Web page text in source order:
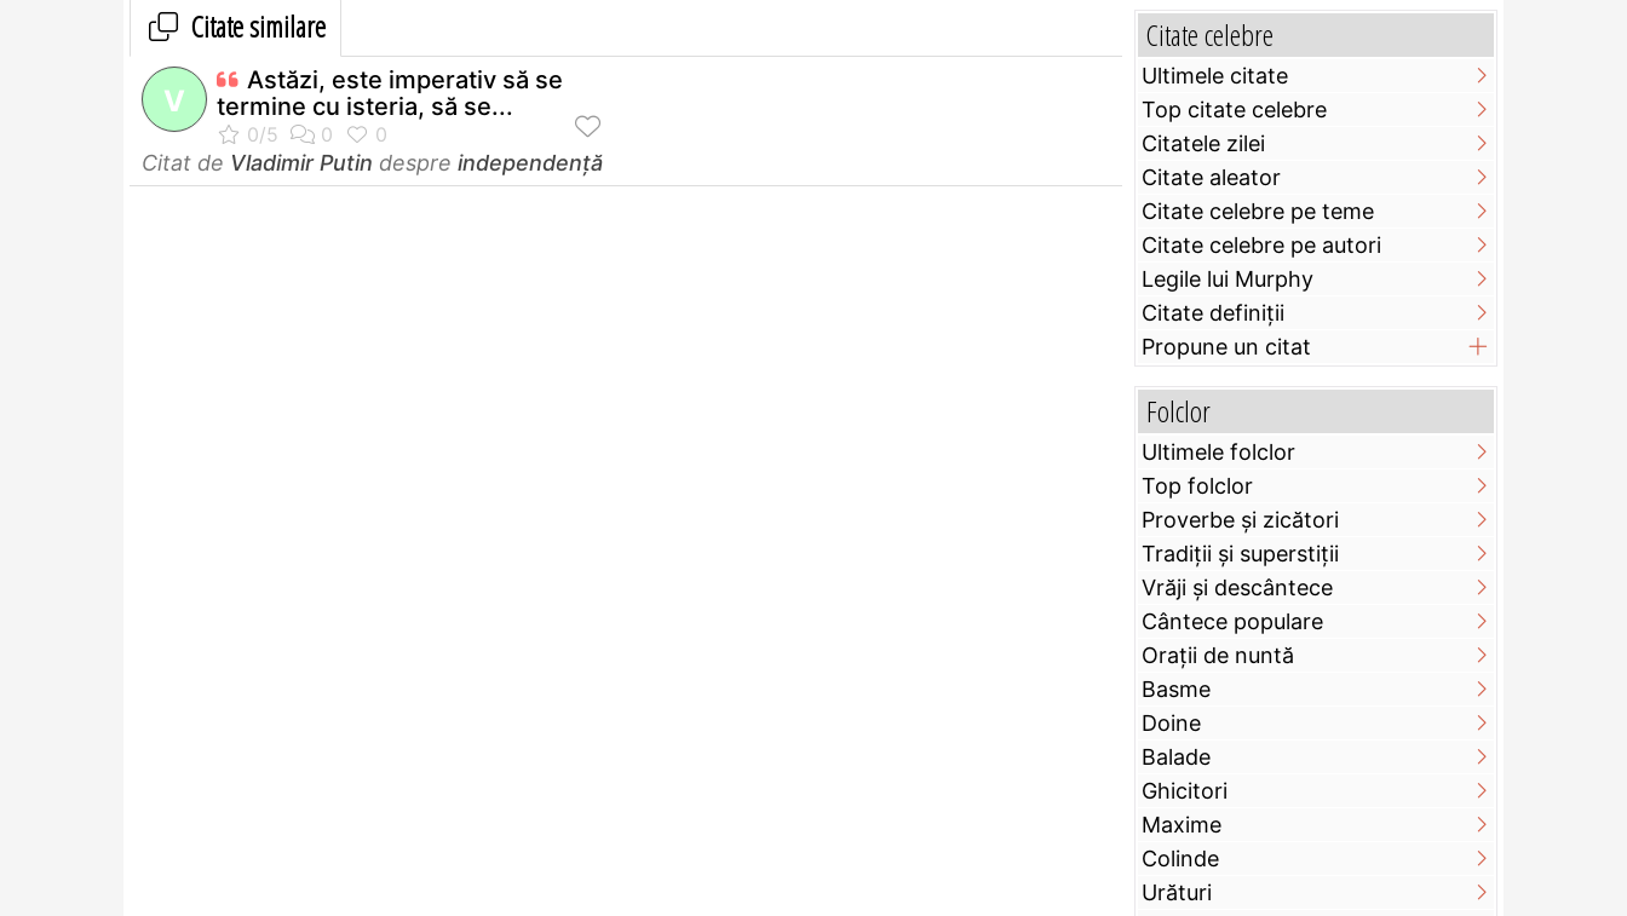
Citate similare
V
Astăzi, este imperativ să se
termine cu isteria, să se...
Citat de Vladimir Putin despre independenţă
Citate celebre
Ultimele citate
Top citate celebre
Citatele zilei
Citate aleator
Citate celebre pe teme
Citate celebre pe autori
Legile lui Murphy
Citate definiţii
Propune un citat
Folclor
Ultimele folclor
Top folclor
Proverbe și zicători
Tradiții și superstiții
Vrăji și descântece
Cântece populare
Orații de nuntă
Basme
Doine
Balade
Ghicitori
Maxime
Colinde
Urături